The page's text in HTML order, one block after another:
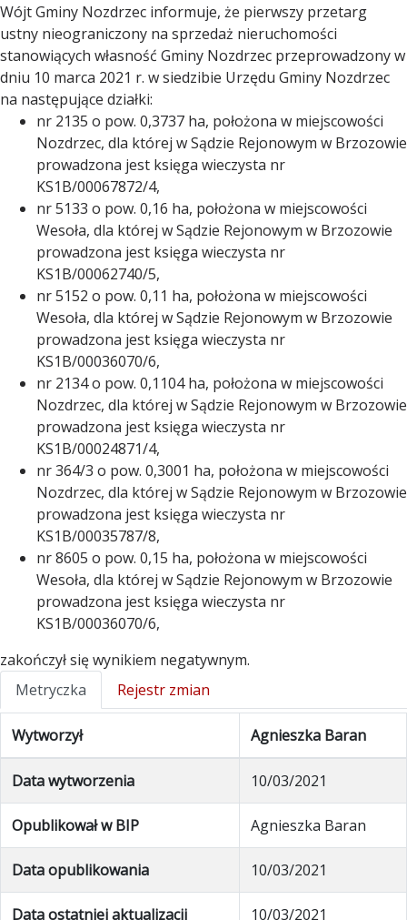
Wójt Gminy Nozdrzec informuje, że pierwszy przetarg
ustny nieograniczony na sprzedaż nieruchomości
stanowiących własność Gminy Nozdrzec przeprowadzony w
dniu 10 marca 2021 r. w siedzibie Urzędu Gminy Nozdrzec
na następujące działki:
nr 2135 o pow. 0,3737 ha, położona w miejscowości
Nozdrzec, dla której w Sądzie Rejonowym w Brzozowie
prowadzona jest księga wieczysta nr
KS1B/00067872/4,
nr 5133 o pow. 0,16 ha, położona w miejscowości
Wesoła, dla której w Sądzie Rejonowym w Brzozowie
prowadzona jest księga wieczysta nr
KS1B/00062740/5,
nr 5152 o pow. 0,11 ha, położona w miejscowości
Wesoła, dla której w Sądzie Rejonowym w Brzozowie
prowadzona jest księga wieczysta nr
KS1B/00036070/6,
nr 2134 o pow. 0,1104 ha, położona w miejscowości
Nozdrzec, dla której w Sądzie Rejonowym w Brzozowie
prowadzona jest księga wieczysta nr
KS1B/00024871/4,
nr 364/3 o pow. 0,3001 ha, położona w miejscowości
Nozdrzec, dla której w Sądzie Rejonowym w Brzozowie
prowadzona jest księga wieczysta nr
KS1B/00035787/8,
nr 8605 o pow. 0,15 ha, położona w miejscowości
Wesoła, dla której w Sądzie Rejonowym w Brzozowie
prowadzona jest księga wieczysta nr
KS1B/00036070/6,
zakończył się wynikiem negatywnym.
Metryczka
Rejestr zmian
Wytworzył Agnieszka Baran
Data wytworzenia 10/03/2021
Opublikował w BIP Agnieszka Baran
Data opublikowania 10/03/2021
Data ostatniej aktualizacji 10/03/2021